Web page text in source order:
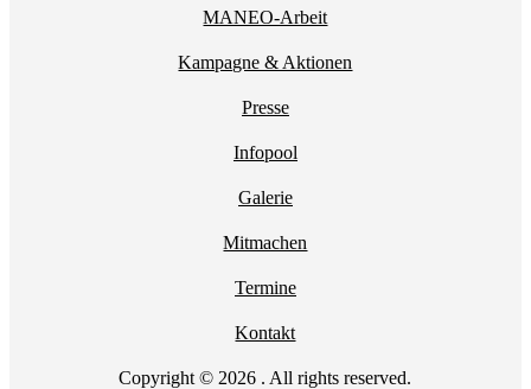
MANEO-Arbeit
Kampagne & Aktionen
Presse
Infopool
Galerie
Mitmachen
Termine
Kontakt
Copyright © 2026 . All rights reserved.